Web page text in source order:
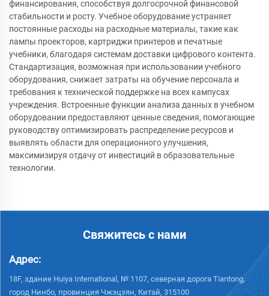
финансирования, способствуя долгосрочной финансовой
стабильности и росту. Учебное оборудование устраняет
постоянные расходы на расходные материалы, такие как
лампы проекторов, картриджи принтеров и печатные
учебники, благодаря системам доставки цифрового контента.
Стандартизация, возможная при использовании учебного
оборудования, снижает затраты на обучение персонала и
требования к технической поддержке на всех кампусах
учреждения. Встроенные функции анализа данных в учебном
оборудовании предоставляют ценные сведения, помогающие
руководству оптимизировать распределение ресурсов и
выявлять области для операционного улучшения,
максимизируя отдачу от инвестиций в образовательные
технологии.
Свяжитесь с нами
Адрес:
18F, здание Huiya International, № 1107, северная дорога Tiantong,
город Нинбо, провинция Чжэцзян, Китай, 315100